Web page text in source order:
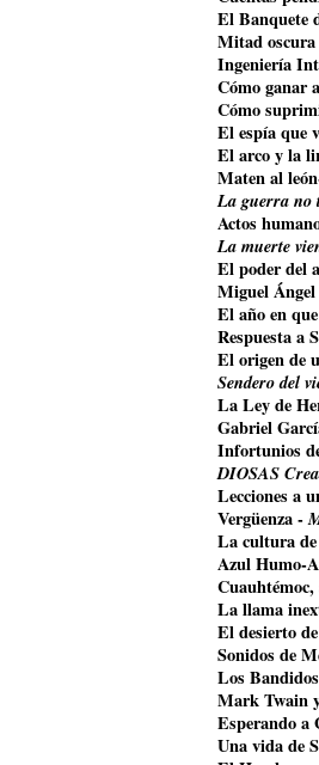
El Banquete
Mitad
Ingeniería
Cómo ganar
Cómo
El espía que
El arco y la
Maten al
La guerra no
Actos
La muerte
El poder del
Miguel
El año en
Respuesta a
El origen de
Sendero del
La Ley de
Gabriel
Infortunios
DIOSAS
Lecciones a
Vergüenza -
La cultura de
Azul Humo-
La llama
El desierto
Sonidos de
Los
Mark Twain
Esperando a
Una vida de